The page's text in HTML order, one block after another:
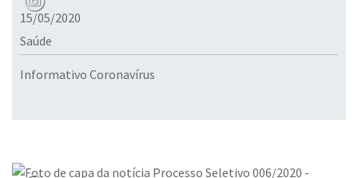
15/05/2020
Saúde
Informativo Coronavírus